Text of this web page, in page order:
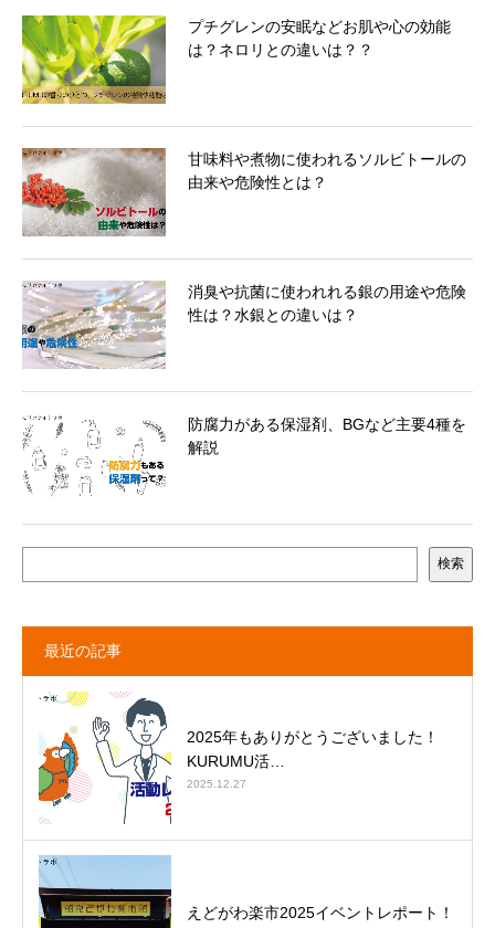
プチグレンの安眠などお肌や心の効能
は？ネロリとの違いは？？
甘味料や煮物に使われるソルビトールの
由来や危険性とは？
消臭や抗菌に使われれる銀の用途や危険
性は？水銀との違いは？
防腐力がある保湿剤、BGなど主要4種を
解説
検索
最近の記事
2025年もありがとうございました！
KURUMU活…
2025.12.27
えどがわ楽市2025イベントレポート！